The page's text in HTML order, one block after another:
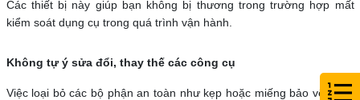
Các thiết bị này giúp bạn không bị thương trong trường hợp mất
kiểm soát dụng cụ trong quá trình vận hành.
Không tự ý sửa đổi, thay thế các công cụ
Việc loại bỏ các bộ phận an toàn như kẹp hoặc miếng bảo vệ ngón